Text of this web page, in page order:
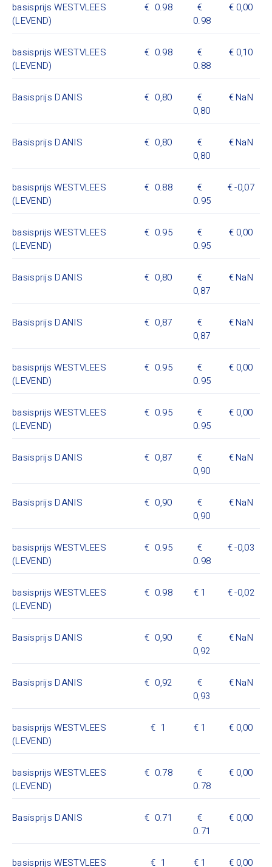
basisprijs WESTVLEES
(LEVEND)
0.98
0.98
0,00
basisprijs WESTVLEES
(LEVEND)
0.98
0.88
0,10
Basisprijs DANIS
0,80
0,80
NaN
Basisprijs DANIS
0,80
0,80
NaN
basisprijs WESTVLEES
(LEVEND)
0.88
0.95
-0,07
basisprijs WESTVLEES
(LEVEND)
0.95
0.95
0,00
Basisprijs DANIS
0,80
0,87
NaN
Basisprijs DANIS
0,87
0,87
NaN
basisprijs WESTVLEES
(LEVEND)
0.95
0.95
0,00
basisprijs WESTVLEES
(LEVEND)
0.95
0.95
0,00
Basisprijs DANIS
0,87
0,90
NaN
Basisprijs DANIS
0,90
0,90
NaN
basisprijs WESTVLEES
(LEVEND)
0.95
0.98
-0,03
basisprijs WESTVLEES
(LEVEND)
0.98 1 -0,02
Basisprijs DANIS
0,90
0,92
NaN
Basisprijs DANIS
0,92
0,93
NaN
basisprijs WESTVLEES
(LEVEND)
1 1 0,00
basisprijs WESTVLEES
(LEVEND)
0.78
0.78
0,00
Basisprijs DANIS
0.71
0.71
0,00
basisprijs WESTVLEES
1 1 0,00